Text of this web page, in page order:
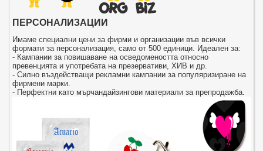
ПЕРСОНАЛИЗАЦИИ
Имаме специални цени за фирми и организации във всички
формати за персонализация, само от 500 единици. Идеален за:
- Кампании за повишаване на осведомеността относно
превенцията и употребата на презервативи, ХИВ и др.
- Силно въздействащи рекламни кампании за популяризиране на
фирмени марки.
- Перфектни като мърчандайзингови материали за препродажба.